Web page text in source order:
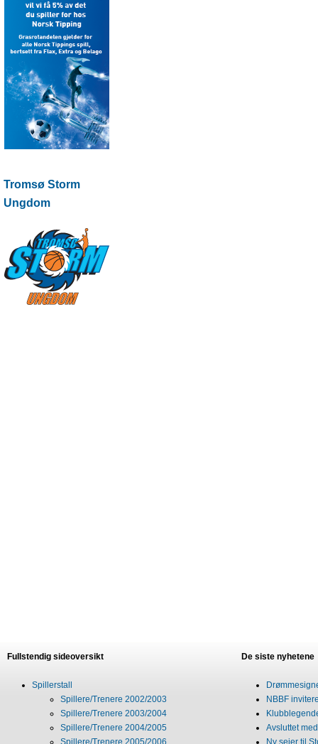
Tromsø Storm
Ungdom
Fullstendig sideoversikt
Spillerstall
Spillere/Trenere 2002/2003
Spillere/Trenere 2003/2004
Spillere/Trenere 2004/2005
Spillere/Trenere 2005/2006
De siste nyhetene
NBBF
Avsluttet
Ny seier til